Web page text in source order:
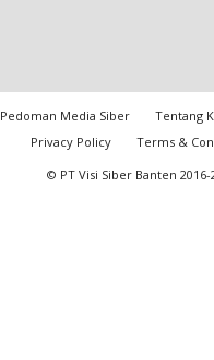
Pedoman Media Siber Tentang
Privacy Policy
Terms &
© PT Visi Siber Banten 2016-